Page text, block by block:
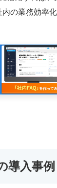
の業務効率化
導入事例